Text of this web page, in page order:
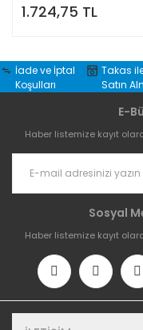
1.724,75 TL
İade ve İptal
Koşulları
Takas
Satın
E-
Haber listemize kayıt
Sosyal
Haber listemize kayıt